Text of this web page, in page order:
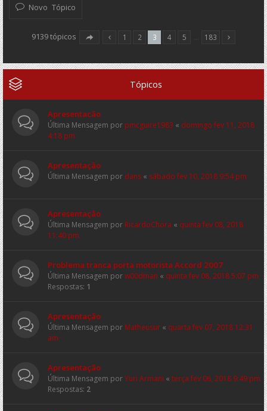
Novo Tópico
9139 tópicos 1 2 3 4 5 183
Tópicos
Apresentacão
Última Mensagem por pmcguire1983 « domingo fev 11, 2018
4:18 pm
Apresentação
Última Mensagem por dans « sábado fev 10, 2018 9:54 pm
Apresentação
Última Mensagem por RicardoChora « quinta fev 08, 2018
11:40 pm
Problema tranca porta motorista Accord 2007
Última Mensagem porw00dman « quinta fev 08, 2018 5:07 pm
Respostas: 1
Apresentação
Última Mensagem por Matheusur « quarta fev 07, 2018 12:31
am
Apresentação
Última Mensagem porYuri Armani « terça fev 06, 2018 9:49 pm
Respostas: 2